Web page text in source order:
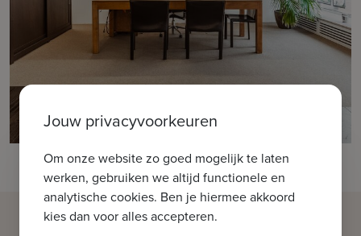
Jouw privacyvoorkeuren
Om onze website zo goed mogelijk te laten
werken, gebruiken we altijd functionele en
analytische cookies. Ben je hiermee akkoord
kies dan voor alles accepteren.